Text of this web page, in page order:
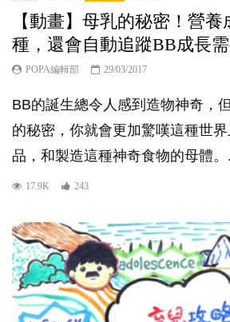
【動畫】母乳的秘密！營養
種，還會自動追蹤BB成長需
POPA編輯部 29/03/2017
BB的誕生總令人感到造物神奇，
的秘密，你就會更加驚嘆這種世
品，和製造這種神奇食物的母體。
17.9K 243